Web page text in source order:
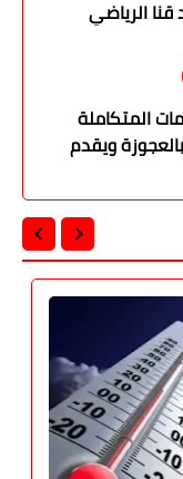
الرياضي
المتكاملة
ويقدم